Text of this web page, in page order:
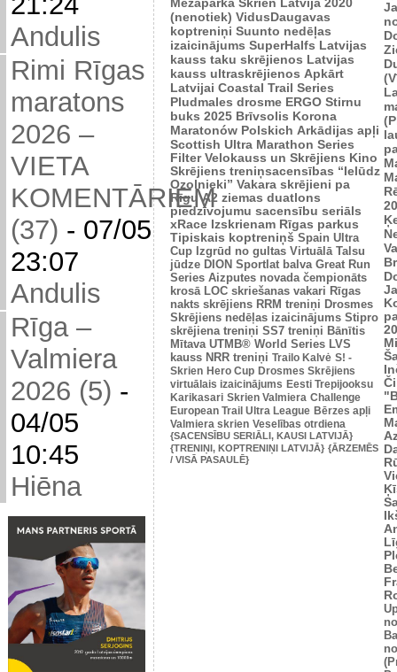
Andulis
Rimi Rīgas
maratons
2026 –
VIETA
KOMENTĀRIEM
(37) - 07/05
23:07
Andulis
Rīga –
Valmiera
2026 (5) -
04/05
10:45
Hiēna
(nenotiek) VidusDaugavas
koptreniņi Suunto nedēļas
izaicinājums SuperHalfs Latvijas
kauss taku skrējienos Latvijas
kauss ultraskrējienos Apkārt
Latvijai Coastal Trail Series
Pludmales drosme ERGO Stirnu
buks 2025 Brīvsolis Korona
Maratonów Polskich Arkādijas apļi
Scottish Ultra Marathon Series
Filter Velokauss un Skrējiens Kino
Skrējiens treniņsacensības “Ielūdz
Ozolnieki” Vakara skrējieni pa
Rīgu A2 ziemas duatlons
piedzīvojumu sacensību seriāls
xRace Izskrienam Rīgas parkus
Tipiskais koptreniņš Spain Ultra
Cup Izgrūd no gultas Virtuālā Talsu
jūdze DION Sportlat balva Great Run
Series Aizputes novada čempionāts
krosā LOC skriešanas vakari Rīgas
nakts skrējiens RRM treniņi Drosmes
Skrējiens nedēļas izaicinājums Stipro
skrējiena treniņi SS7 treniņi Bānītis
Mītava UTMB® World Series LVS
kauss NRR treniņi Trailo Kalvė S! -
Skrien Hero Cup Drosmes Skrējiens
virtuālais izaicinājums Eesti Trepijooksu
Karikasari Skrien Valmiera Challenge
European Trail Ultra League Bērzes apļi
Valmiera skrien Veselības otrdiena
{SACENSĪBU SERIĀLI, KAUSI LATVIJĀ}
{TRENIŅI, KOPTRENIŅI LATVIJĀ} {ĀRZEMĒS
/ VISĀ PASAULĒ}